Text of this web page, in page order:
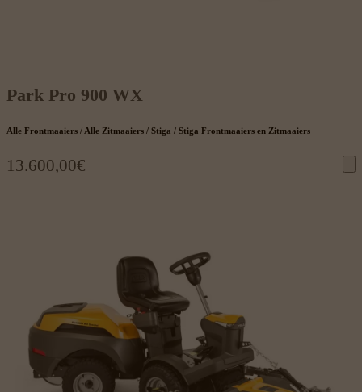
Park Pro 900 WX
Alle Frontmaaiers / Alle Zitmaaiers / Stiga / Stiga Frontmaaiers en Zitmaaiers
13.600,00€